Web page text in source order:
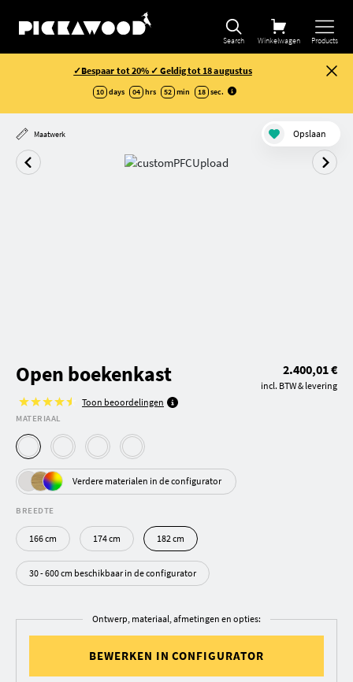
Search Winkelwagen Products
✓Bespaar tot 20% ✓ Geldig tot 18 augustus
10 days 04 hrs 52 min 18 sec.
Maatwerk Opslaan
Open boekenkast
Toon beoordelingen
2.400,01 €
incl. BTW & levering
MATERIAAL
Verdere materialen in de configurator
BREEDTE
166 cm 174 cm 182 cm
30 - 600 cm beschikbaar in de configurator
Ontwerp, materiaal, afmetingen en opties:
BEWERKEN IN CONFIGURATOR